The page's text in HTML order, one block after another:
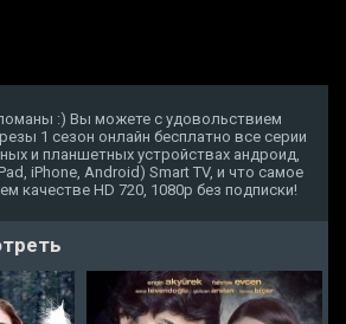
:) Вы можете с удовольствием
1 сезон онлайн бесплатно все серии
и планшетных устройствах андроид,
iPhone, Android) Smart TV, и что самое
качестве HD 720, 1080p без подписки!